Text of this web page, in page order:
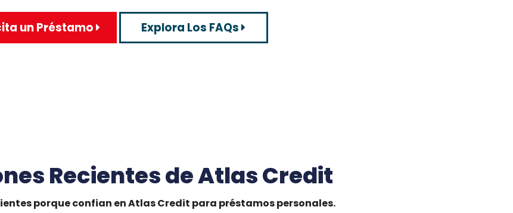
un Préstamo Explora Los FAQs
Recientes de Atlas Credit
porque confian en Atlas Credit para préstamos personales.